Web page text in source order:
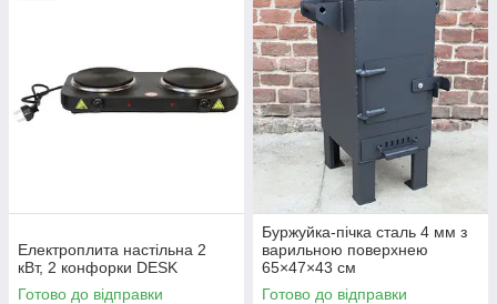
Електроплита настільна 2
кВт, 2 конфорки DESK
Готово до відправки
Буржуйка-пічка сталь 4 мм з
варильною поверхнею
65×47×43 см
Готово до відправки